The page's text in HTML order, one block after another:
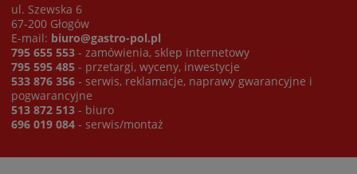
ul. Szewska 6
67-200 Głogów
E-mail: biuro@gastro-pol.pl
795 655 553 - zamówienia, sklep internetowy
795 595 485 - przetargi, wyceny, inwestycje
533 876 356 - serwis, reklamacje, naprawy gwarancyjne i
pogwarancyjne
513 872 513 - biuro
696 019 084 - serwis/montaż